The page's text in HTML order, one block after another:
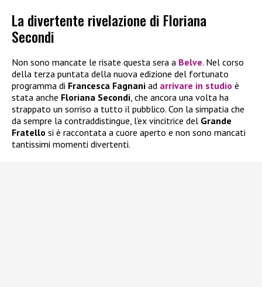
La divertente rivelazione di Floriana
Secondi
Non sono mancate le risate questa sera a Belve. Nel corso
della terza puntata della nuova edizione del fortunato
programma di Francesca Fagnani ad arrivare in studio è
stata anche Floriana Secondi, che ancora una volta ha
strappato un sorriso a tutto il pubblico. Con la simpatia che
da sempre la contraddistingue, l’ex vincitrice del Grande
Fratello si è raccontata a cuore aperto e non sono mancati
tantissimi momenti divertenti.